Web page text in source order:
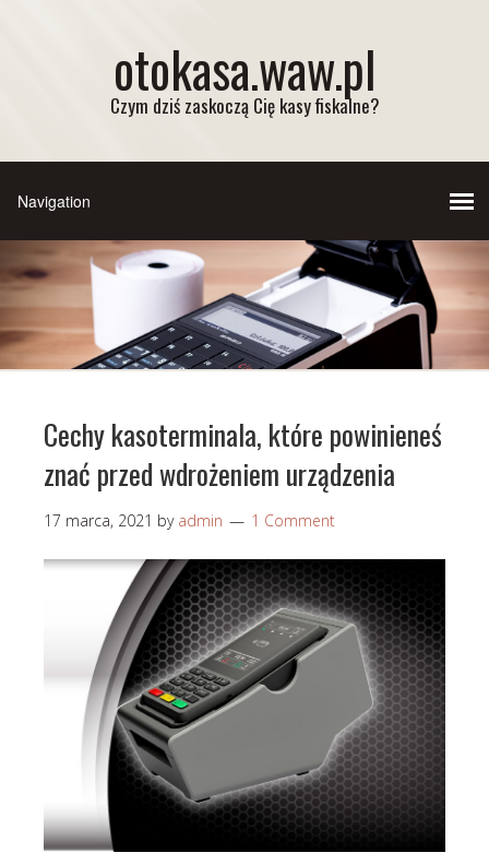
otokasa.waw.pl
Czym dziś zaskoczą Cię kasy fiskalne?
Cechy kasoterminala, które powinieneś
znać przed wdrożeniem urządzenia
17 marca, 2021 by admin 1 Comment